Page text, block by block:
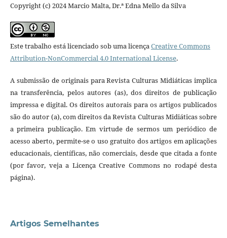
Copyright (c) 2024 Marcio Malta, Dr.ª Edna Mello da Silva
Este trabalho está licenciado sob uma licençaCreative Commons
Attribution-NonCommercial 4.0 International License.
A submissão de originais para Revista Culturas Midiáticas implica
na transferência, pelos autores (as), dos direitos de publicação
impressa e digital. Os direitos autorais para os artigos publicados
são do autor (a), com direitos da Revista Culturas Midiáticas sobre
a primeira publicação. Em virtude de sermos um periódico de
acesso aberto, permite-se o uso gratuito dos artigos em aplicações
educacionais, científicas, não comerciais, desde que citada a fonte
(por favor, veja a Licença Creative Commons no rodapé desta
página).
Artigos Semelhantes